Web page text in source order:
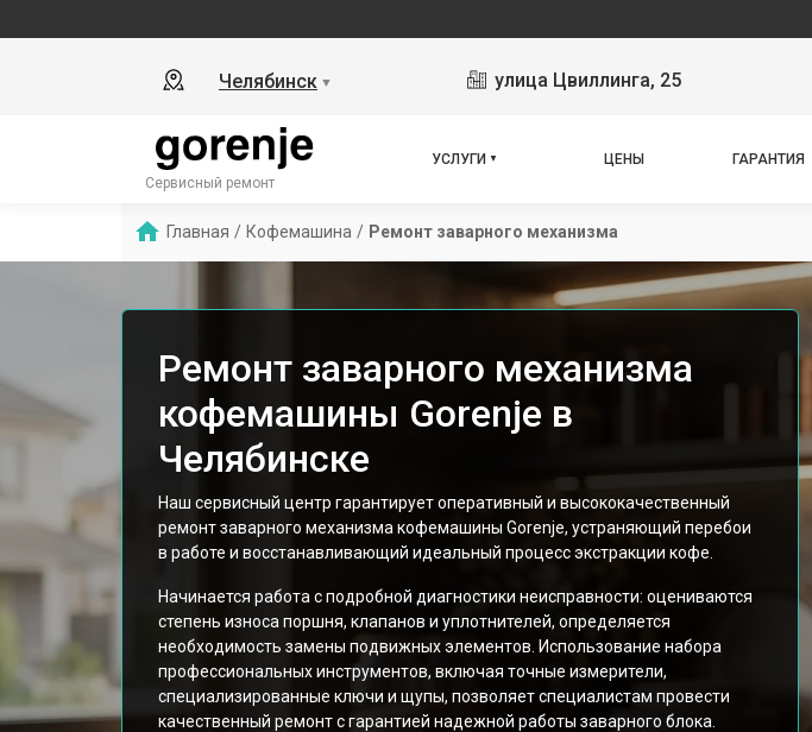
Челябинск ▼ улица Цвиллинга, 25
Сервисный ремонт
УСЛУГИ ЦЕНЫ ГАРАНТИЯ
Главная / Кофемашина / Ремонт заварного механизма
Ремонт заварного механизма
кофемашины Gorenje в
Челябинске
Наш сервисный центр гарантирует оперативный и высококачественный
ремонт заварного механизма кофемашины Gorenje, устраняющий перебои
в работе и восстанавливающий идеальный процесс экстракции кофе.
Начинается работа с подробной диагностики неисправности: оцениваются
степень износа поршня, клапанов и уплотнителей, определяется
необходимость замены подвижных элементов. Использование набора
профессиональных инструментов, включая точные измерители,
специализированные ключи и щупы, позволяет специалистам провести
качественный ремонт с гарантией надежной работы заварного блока.